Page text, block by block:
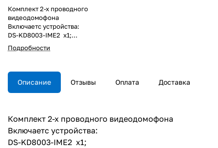
Комплект 2-х проводного
видеодомофона
Включаетс устройства:
DS-KD8003-IME2 x1;
DS-KD-ACW1 x1;
DS-KH6320-WTE2(B) x1;
PSU x 1 ;
16Гб TF карта x1;
С блоком питания
Подробности
Описание Отзывы Оплата Доставка
Комплект 2-х проводного видеодомофона
Включаетс устройства:
DS-KD8003-IME2 x1;